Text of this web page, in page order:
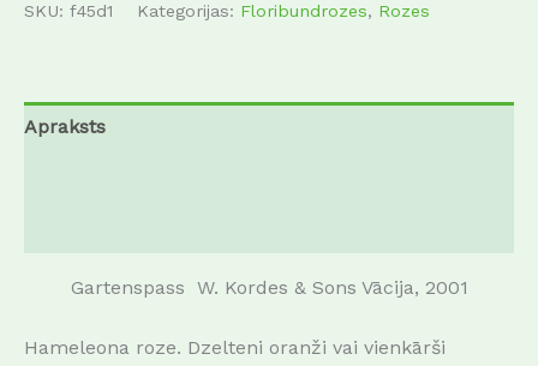
SKU: f45d1 Kategorijas: Floribundrozes, Rozes
Apraksts
Gartenspass W. Kordes & Sons Vācija, 2001
Hameleona roze. Dzelteni oranži vai vienkārši